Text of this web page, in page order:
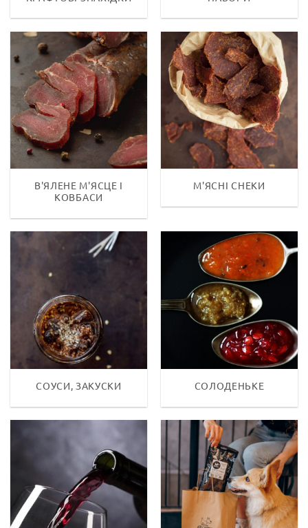
В'ЯЛЕНЕ М'ЯСЦЕ І
КОВБАСИ
М'ЯСНІ СНЕКИ
СОУСИ, ЗАКУСКИ СОЛОДЕНЬКЕ